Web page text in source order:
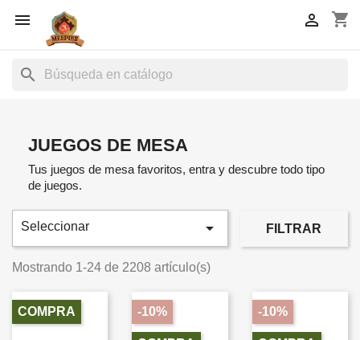
 shopping_cart

search
JUEGOS DE MESA
Tus juegos de mesa favoritos, entra y descubre todo tipo
de juegos.
Seleccionar  FILTRAR
Mostrando 1-24 de 2208 artículo(s)
COMPRA -10% -10%